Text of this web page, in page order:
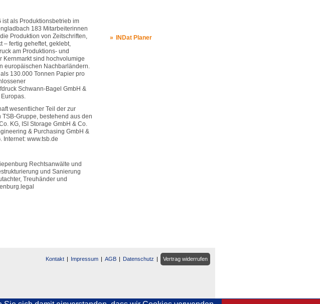
ist als Produktionsbetrieb im
183 Mitarbeiterinnen
Produktion von Zeitschriften,
– fertig geheftet, geklebt,
am Produktions- und
Kernmarkt sind hochvolumige
europäischen Nachbarländern.
130.000 Tonnen Papier pro
Schwann-Bagel GmbH &
wesentlicher Teil der zur
Gruppe, bestehend aus den
KG, ISI Storage GmbH & Co.
& Purchasing GmbH &
Internet: www.tsb.de
Rechtsanwälte und
und Sanierung
Treuhänder und
INDat Planer
Kontakt Impressum AGB Datenschutz Vertrag widerrufen